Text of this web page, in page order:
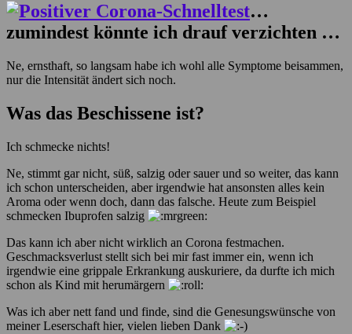
…
zumindest könnte ich drauf verzichten …
Ne, ernsthaft, so langsam habe ich wohl alle Symptome beisammen,
nur die Intensität ändert sich noch.
Was das Beschissene ist?
Ich schmecke nichts!
Ne, stimmt gar nicht, süß, salzig oder sauer und so weiter, das kann
ich schon unterscheiden, aber irgendwie hat ansonsten alles kein
Aroma oder wenn doch, dann das falsche. Heute zum Beispiel
schmecken Ibuprofen salzig
Das kann ich aber nicht wirklich an Corona festmachen.
Geschmacksverlust stellt sich bei mir fast immer ein, wenn ich
irgendwie eine grippale Erkrankung auskuriere, da durfte ich mich
schon als Kind mit herumärgern
Was ich aber nett fand und finde, sind die Genesungswünsche von
meiner Leserschaft hier, vielen lieben Dank